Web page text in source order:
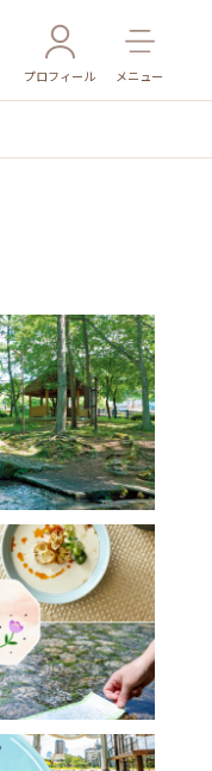
プロフィール メニュー
その他施設 ごはん